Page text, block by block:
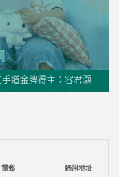
道金牌得主：容君灝
電郵 通訊地址